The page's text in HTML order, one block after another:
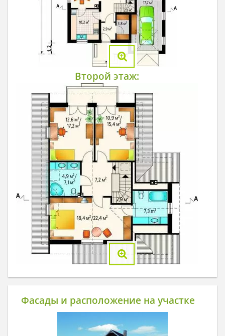
Второй этаж:
Фасады и расположение на участке